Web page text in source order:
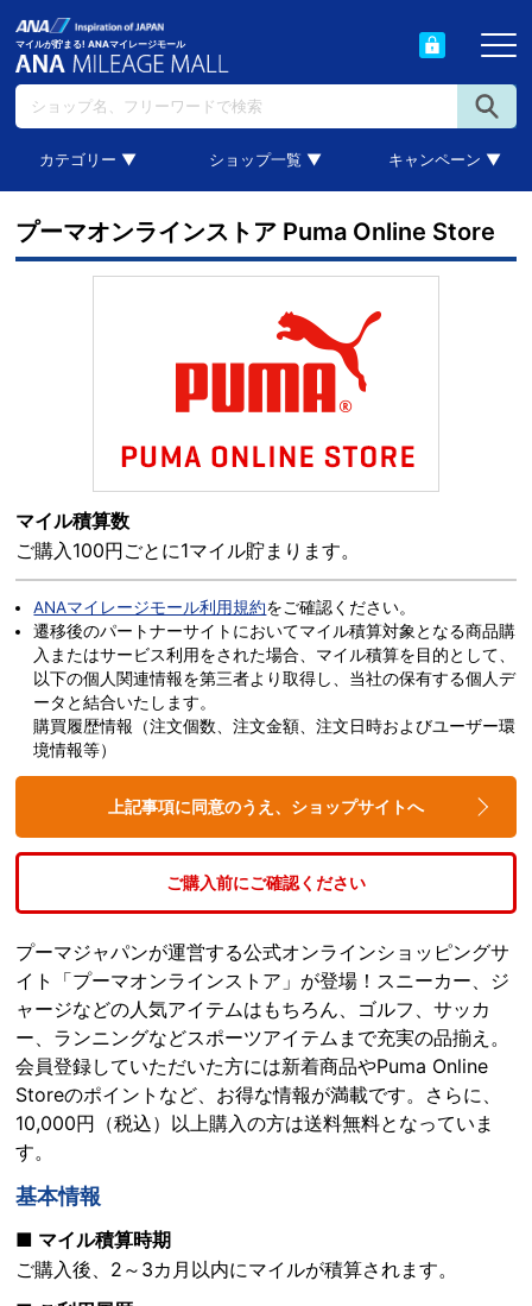
マイルが貯まる! ANAマイレージモール
カテゴリー ▼ ショップ一覧 ▼ キャンペーン ▼
プーマオンラインストア Puma Online Store
マイル積算数
ご購入100円ごとに1マイル貯まります。
ANAマイレージモール利用規約をご確認ください。
遷移後のパートナーサイトにおいてマイル積算対象となる商品購
入またはサービス利用をされた場合、マイル積算を目的として、
以下の個人関連情報を第三者より取得し、当社の保有する個人デ
ータと結合いたします。
購買履歴情報（注文個数、注文金額、注文日時およびユーザー環
境情報等）
上記事項に同意のうえ、ショップサイトへ
ご購入前にご確認ください
プーマジャパンが運営する公式オンラインショッピングサ
イト「プーマオンラインストア」が登場！スニーカー、ジ
ャージなどの人気アイテムはもちろん、ゴルフ、サッカ
ー、ランニングなどスポーツアイテムまで充実の品揃え。
会員登録していただいた方には新着商品やPuma Online
Storeのポイントなど、お得な情報が満載です。さらに、
10,000円（税込）以上購入の方は送料無料となっていま
す。
基本情報
■ マイル積算時期
ご購入後、2～3カ月以内にマイルが積算されます。